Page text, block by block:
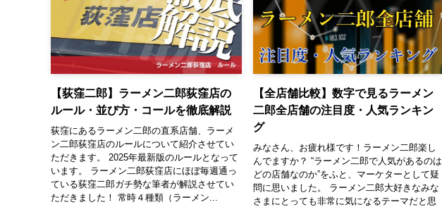
【荻窪二郎】ラーメン二郎荻窪店の
ルール・並び方・コールを徹底解説
荻窪にあるラーメン二郎の直系店舗、ラーメ
ン二郎荻窪店のルールについて紹介させてい
ただきます。 2025年最新版のルールとなって
います。 ラーメン二郎荻窪店にほぼ毎週通っ
ている荻窪二郎ガチ勢な筆者が解説させてい
ただきました！ 常時４種類（ラーメン...
【全店舗比較】数字で見るラーメン
二郎全店舗の注目度・人気ランキン
グ
みなさん、お疲れ様です！ラーメン二郎楽し
んでますか？ “ラーメン二郎で人気があるのは
どの店舗なのか”をふと、マーケターとして疑
問に思いました。 ラーメン二郎大好きなみな
さまにとっても非常に気になるテーマだと思